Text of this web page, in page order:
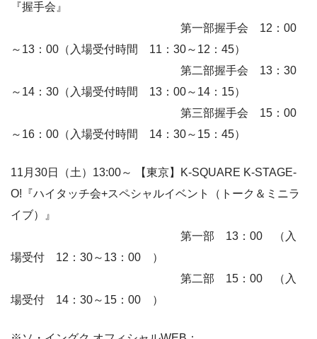
『握手会』
第一部握手会 12：00
～13：00（入場受付時間 11：30～12：45）
第二部握手会 13：30
～14：30（入場受付時間 13：00～14：15）
第三部握手会 15：00
～16：00（入場受付時間 14：30～15：45）
11月30日（土）13:00～ 【東京】K-SQUARE K-STAGE-
O!『ハイタッチ会+スペシャルイベント（トーク＆ミニラ
イブ）』
第一部 13：00 （入
場受付 12：30～13：00 ）
第二部 15：00 （入
場受付 14：30～15：00 ）